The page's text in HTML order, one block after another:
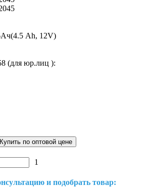
Ah, 12V)
(для юр.лиц ):
Купить по оптовой цене
1
и подобрать товар: